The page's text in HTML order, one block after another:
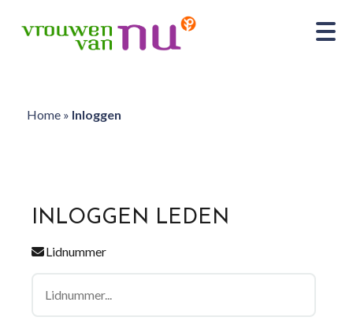
Home» Inloggen
INLOGGEN LEDEN
Lidnummer